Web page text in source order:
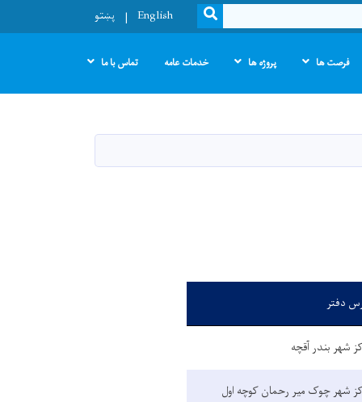
SEARCH
English پښتو
فرصت ها پروژه ها خدمات عامه تماس با ما
دفتر
شهر بندر آقچه
شهر چوک میر رحمان کوچه اول